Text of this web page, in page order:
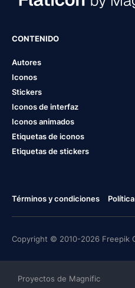
CONTENIDO
Autores
Iconos
Stickers
Iconos de interfaz
Iconos animados
Etiquetas de iconos
Etiquetas de stickers
Términos y condiciones
Copyright © 2010-2026 Freepik
Proyectos de Magnific